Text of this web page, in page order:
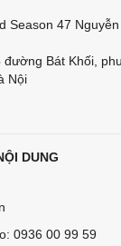
Season 47
đường Bát Khối,
Nội
DUNG
0936 00 99 59